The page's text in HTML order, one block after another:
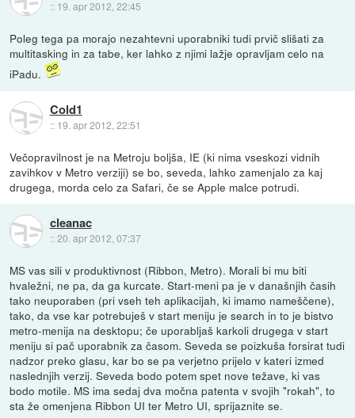
:: 19. apr 2012, 22:45
Poleg tega pa morajo nezahtevni uporabniki tudi prvič slišati za
multitasking in za tabe, ker lahko z njimi lažje opravljam celo na
iPadu.
Cold1
:: 19. apr 2012, 22:51
Večopravilnost je na Metroju boljša, IE (ki nima vseskozi vidnih
zavihkov v Metro verziji) se bo, seveda, lahko zamenjalo za kaj
drugega, morda celo za Safari, če se Apple malce potrudi.
cleanac
::20. apr 2012, 07:37
MS vas sili v produktivnost (Ribbon, Metro). Morali bi mu biti
hvaležni, ne pa, da ga kurcate. Start-meni pa je v današnjih časih
tako neuporaben (pri vseh teh aplikacijah, ki imamo nameščene),
tako, da vse kar potrebuješ v start meniju je search in to je bistvo
metro-menija na desktopu; če uporabljaš karkoli drugega v start
meniju si pač uporabnik za časom. Seveda se poizkuša forsirat tudi
nadzor preko glasu, kar bo se pa verjetno prijelo v kateri izmed
naslednjih verzij. Seveda bodo potem spet nove težave, ki vas
bodo motile. MS ima sedaj dva močna patenta v svojih "rokah", to
sta že omenjena Ribbon UI ter Metro UI, sprijaznite se.